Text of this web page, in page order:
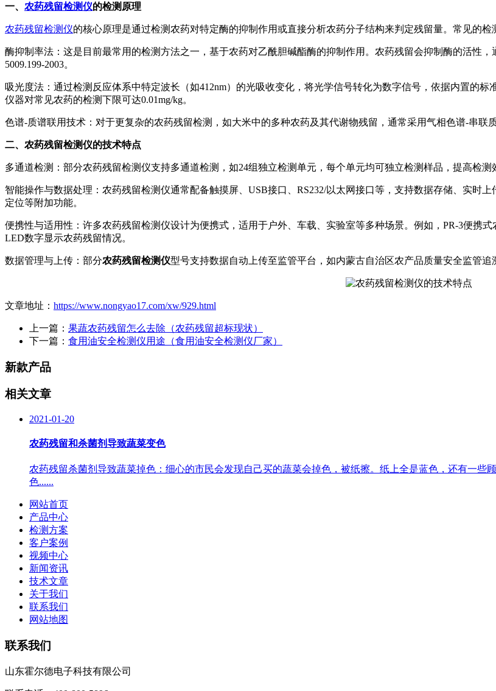
一、 农药残留检测仪的检测原理
农药残留检测仪的核心原理是通过检测农药对特定酶的抑制作用或直接分析农药分子结构来判定残留量。常见的检
酶抑制率法：这是目前最常用的检测方法之一，基于农药对乙酰胆碱酯酶的抑制作用。农药残留会抑制酶的活性
5009.199-2003。
吸光度法：通过检测反应体系中特定波长（如412nm）的光吸收变化，将光学信号转化为数字信号，依据内置的
仪器对常见农药的检测下限可达0.01mg/kg。
色谱-质谱联用技术：对于更复杂的农药残留检测，如大米中的多种农药及其代谢物残留，通常采用气相色谱-串联
二、农药残留检测仪的技术特点
多通道检测：部分农药残留检测仪支持多通道检测，如24组独立检测单元，每个单元均可独立检测样品，提高检测
智能操作与数据处理：农药残留检测仪通常配备触摸屏、USB接口、RS232/以太网接口等，支持数据存储、实时
定位等附加功能。
便携性与适用性：许多农药残留检测仪设计为便携式，适用于户外、车载、实验室等多种场景。例如，PR-3便携
LED数字显示农药残留情况。
数据管理与上传：部分农药残留检测仪型号支持数据自动上传至监管平台，如内蒙古自治区农产品质量安全监管
文章地址： https://www.nongyao17.com/xw/929.html
上一篇： 果蔬农药残留怎么去除（农药残留超标现状）
下一篇： 食用油安全检测仪用途（食用油安全检测仪厂家）
新款产品
相关文章
2021-01-20
农药残留和杀菌剂导致蔬菜变色
农药残留杀菌剂导致蔬菜掉色：细心的市民会发现自己买的蔬菜会掉色，被纸擦。纸上全是蓝色，还有一些
色......
网站首页
产品中心
检测方案
客户案例
视频中心
新闻资讯
技术文章
关于我们
联系我们
网站地图
联系我们
山东霍尔德电子科技有限公司